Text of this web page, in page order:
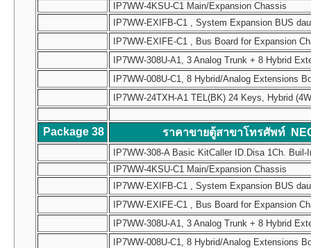
IP7WW-4KSU-C1 Main/Expansion Chassis
IP7WW-EXIFB-C1 , System Expansion BUS
IP7WW-EXIFE-C1 , Bus Board for Expansion
IP7WW-308U-A1, 3 Analog Trunk + 8 Hybrid
IP7WW-008U-C1, 8 Hybrid/Analog Extensions
IP7WW-24TXH-A1 TEL(BK) 24 Keys, Hybrid
Package 38 ราคาขายตู้สาขาโทรศัพท์
IP7WW-308-A Basic KitCaller ID.Disa 1Ch.
IP7WW-4KSU-C1 Main/Expansion Chassis
IP7WW-EXIFB-C1 , System Expansion BUS
IP7WW-EXIFE-C1 , Bus Board for Expansion
IP7WW-308U-A1, 3 Analog Trunk + 8 Hybrid
IP7WW-008U-C1, 8 Hybrid/Analog Extensions